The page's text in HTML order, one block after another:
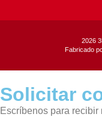
2026
Fabricado
Solicitar
Escríbenos para recibir